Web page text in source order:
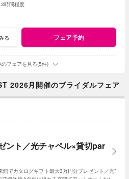
3時間程度
る フェア予約
のフェアを見る(5件)
2026月開催のブライダルフェア
ント／光チャペル×貸切par
でカタログギフト最大3万円分プレゼント／光*